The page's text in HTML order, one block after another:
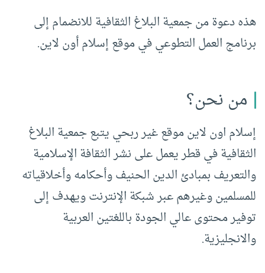
هذه دعوة من جمعية البلاغ الثقافية للانضمام إلى
برنامج العمل التطوعي في موقع إسلام أون لاين.
من نحن؟
إسلام اون لاين موقع غير ربحي يتبع جمعية البلاغ
الثقافية في قطر يعمل على نشر الثقافة الإسلامية
والتعريف بمبادئ الدين الحنيف وأحكامه وأخلاقياته
للمسلمين وغيرهم عبر شبكة الإنترنت ويهدف إلى
توفير محتوى عالي الجودة باللغتين العربية
والانجليزية.